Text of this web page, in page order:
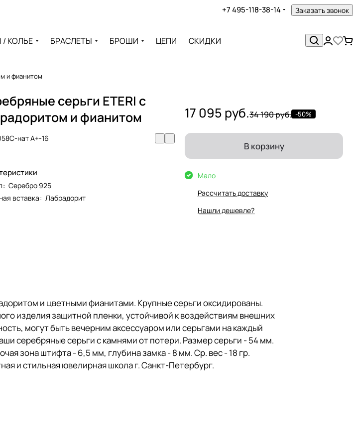
+7 495-118-38-14 Заказать звонок
КОЛЬЕ БРАСЛЕТЫ БРОШИ ЦЕПИ СКИДКИ
и фианитом
серьги ETERI с
и фианитом
нат А+-16
: Серебро 925
вставка: Лабрадорит
17 095 руб.34 190 руб. -50%
В корзину
Мало
Рассчитать доставку
Нашли дешевле?
и цветными фианитами. Крупные серьги оксидированы.
изделия защитной пленки, устойчивой к воздействиям внешних
могут быть вечерним аксессуаром или серьгами на каждый
серебряные серьги с камнями от потери. Размер серьги - 54 мм.
зона штифта - 6,5 мм, глубина замка - 8 мм. Ср. вес - 18 гр.
и стильная ювелирная школа г. Санкт-Петербург.